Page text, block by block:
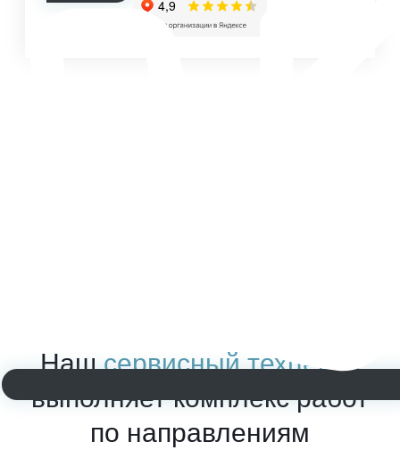
Нашсервисный техцентр
выполняет комплекс работ
по направлениям